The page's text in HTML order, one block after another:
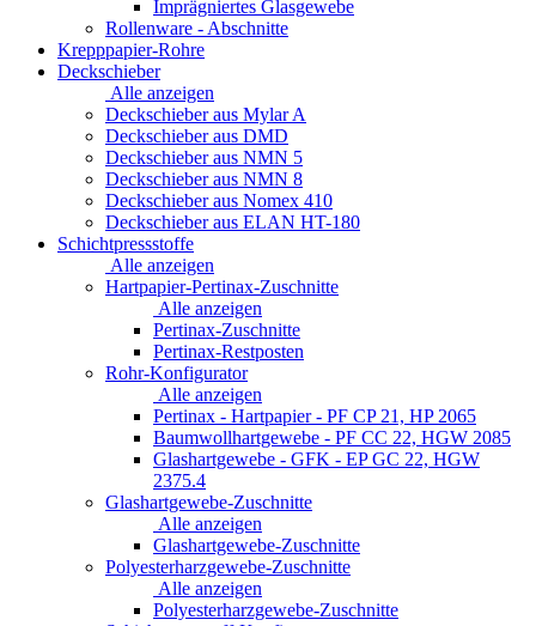
Imprägniertes Glasgewebe
Rollenware - Abschnitte
Krepppapier-Rohre
Deckschieber
Alle anzeigen
Deckschieber aus Mylar A
Deckschieber aus DMD
Deckschieber aus NMN 5
Deckschieber aus NMN 8
Deckschieber aus Nomex 410
Deckschieber aus ELAN HT-180
Schichtpressstoffe
Alle anzeigen
Hartpapier-Pertinax-Zuschnitte
Alle anzeigen
Pertinax-Zuschnitte
Pertinax-Restposten
Rohr-Konfigurator
Alle anzeigen
Pertinax - Hartpapier - PF CP 21, HP 2065
Baumwollhartgewebe - PF CC 22, HGW 2085
Glashartgewebe - GFK - EP GC 22, HGW
2375.4
Glashartgewebe-Zuschnitte
Alle anzeigen
Glashartgewebe-Zuschnitte
Polyesterharzgewebe-Zuschnitte
Alle anzeigen
Polyesterharzgewebe-Zuschnitte